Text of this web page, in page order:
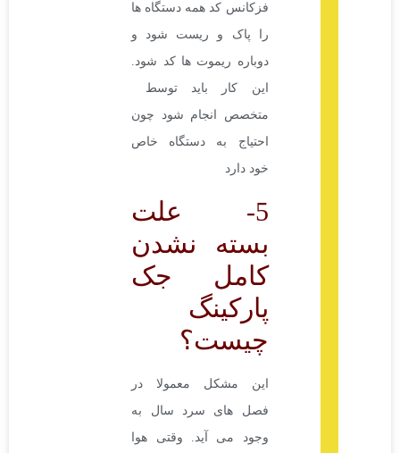
فزکانس کد همه دستگاه ها
را پاک و ریست شود و
دوباره ریموت ها کد شود.
این کار باید توسط
متخصص انجام شود چون
احتیاج به دستگاه خاص
5- علت
بسته نشدن
کامل جک
این مشکل معمولا در
فصل های سرد سال به
وجود می آید. وقتی هوا